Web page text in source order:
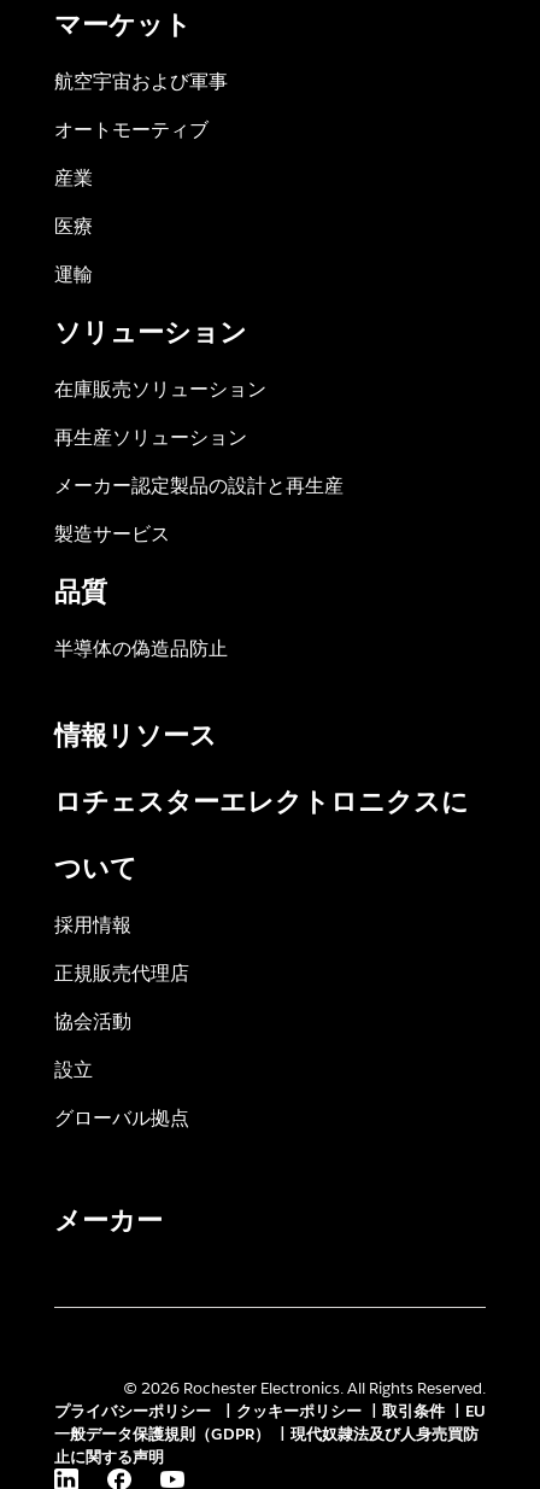
マーケット
航空宇宙および軍事
オートモーティブ
産業
医療
運輸
ソリューション
在庫販売ソリューション
再生産ソリューション
メーカー認定製品の設計と再生産
製造サービス
品質
半導体の偽造品防止
情報リソース
ロチェスターエレクトロニクスに
ついて
採用情報
正規販売代理店
協会活動
設立
グローバル拠点
メーカー
© 2026 Rochester Electronics. All Rights Reserved.
プライバシーポリシー
クッキーポリシー 取引条件
EU
一般データ保護規則（GDPR）
現代奴隷法及び人身売買防
止に関する声明